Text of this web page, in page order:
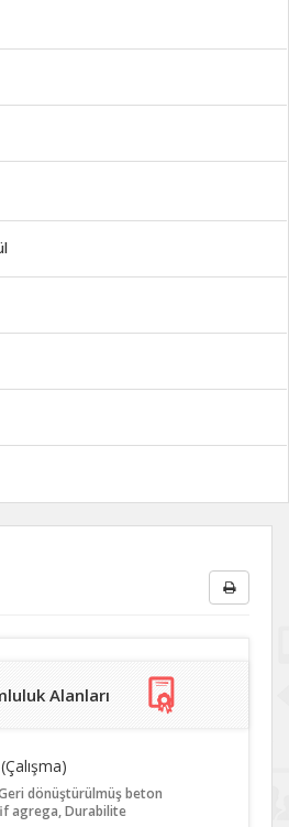
Alanları
dönüştürülmüş beton
agrega, Durabilite